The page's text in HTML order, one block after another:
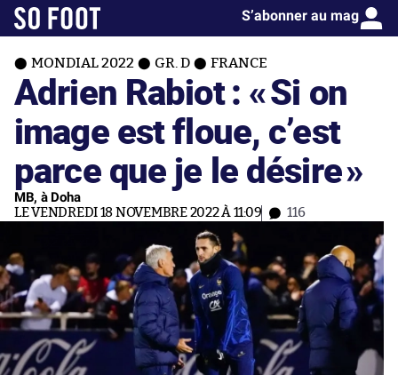
S’abonner au mag
MONDIAL 2022 GR. D FRANCE
Adrien Rabiot : «Si on
image est floue, c’est
parce que je le désire»
MB, à Doha
LE VENDREDI 18 NOVEMBRE 2022 À 11:09 116